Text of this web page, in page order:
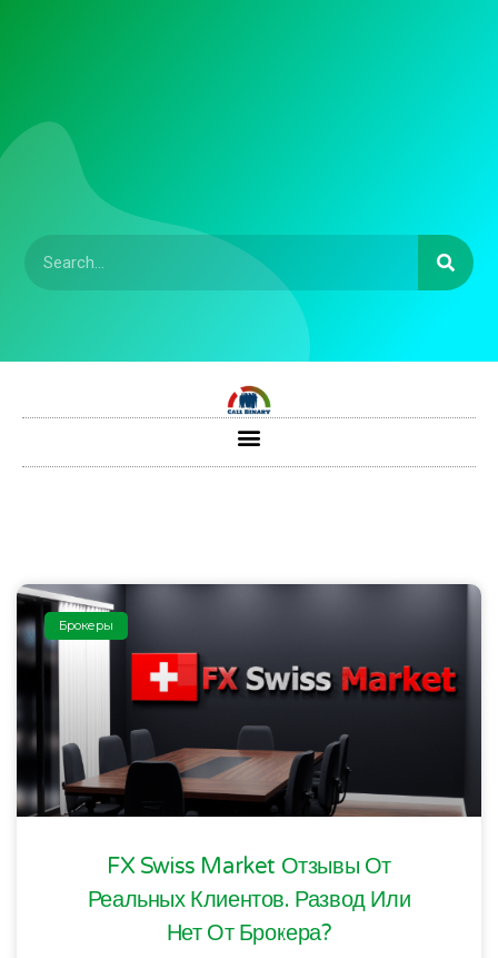
Брокеры
FX Swiss Market Отзывы От
Реальных Клиентов. Развод Или
Нет От Брокера?